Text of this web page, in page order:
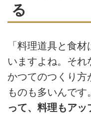
る
「料理道具と食
いますよね。それ
かつてのつくり方
ものも多いんです。
って、料理もアッ